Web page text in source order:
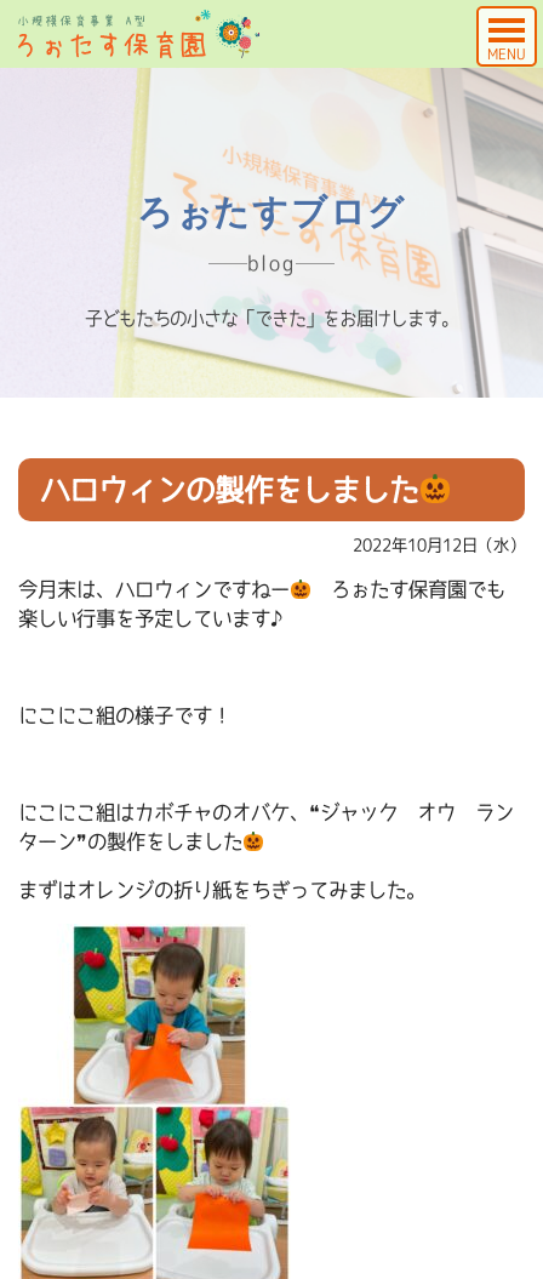
MENU
ろぉたすブログ
blog
子どもたちの小さな「できた」をお届けします。
ハロウィンの製作をしました
2022年10月12日（水）
今月末は、ハロウィンですねー
ろぉたす保育園でも
楽しい行事を予定しています♪
にこにこ組の様子です！
にこにこ組はカボチャのオバケ、❝ジャック オウ ラン
ターン❞の製作をしました
まずはオレンジの折り紙をちぎってみました。